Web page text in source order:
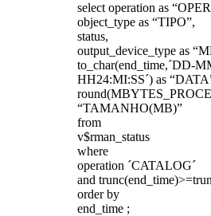
select operation as
object_type as “TIPO”,
status,
output_device_type as
to_char(end_time,´DD-
HH24:MI:SS´) as
“TAMANHO(MB)”
from
v$rman_status
where
operation ´CATALOG´
and
order by
end_time ;